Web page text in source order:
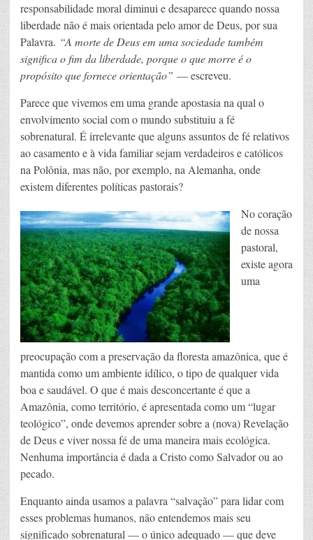
responsabilidade moral diminui e desaparece quando nossa
liberdade não é mais orientada pelo amor de Deus, por sua
Palavra. “A morte de Deus em uma sociedade também
significa o fim da liberdade, porque o que morre é o
propósito que fornece orientação” — escreveu.
Parece que vivemos em uma grande apostasia na qual o
envolvimento social com o mundo substituiu a fé
sobrenatural. É irrelevante que alguns assuntos de fé relativos
ao casamento e à vida familiar sejam verdadeiros e católicos
na Polônia, mas não, por exemplo, na Alemanha, onde
existem diferentes políticas pastorais?
No coração
de nossa
pastoral,
existe agora
uma
preocupação com a preservação da floresta amazônica, que é
mantida como um ambiente idílico, o tipo de qualquer vida
boa e saudável. O que é mais desconcertante é que a
Amazônia, como território, é apresentada como um “lugar
teológico”, onde devemos aprender sobre a (nova) Revelação
de Deus e viver nossa fé de uma maneira mais ecológica.
Nenhuma importância é dada a Cristo como Salvador ou ao
pecado.
Enquanto ainda usamos a palavra “salvação” para lidar com
esses problemas humanos, não entendemos mais seu
significado sobrenatural — o único adequado — que deve